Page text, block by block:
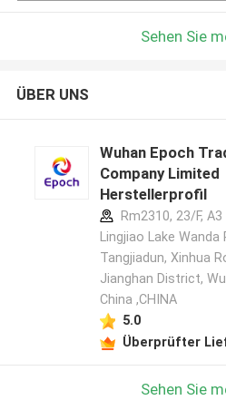
Sehen Sie
ÜBER UNS
Wuhan Epoch
Company Limited
Herstellerprofil
Rm2310, 23/F, A3
Lingjiao Lake Wanda
Tangjiadun, Xinhua
Jianghan District,
China ,CHINA
5.0
Überprüfter
Sehen Sie